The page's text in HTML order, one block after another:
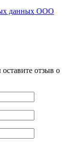
данных ООО
отзыв о